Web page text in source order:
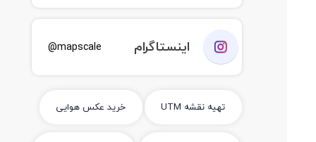
اینستاگرام mapscale@
تهیه نقشه UTM خرید عکس هوایی